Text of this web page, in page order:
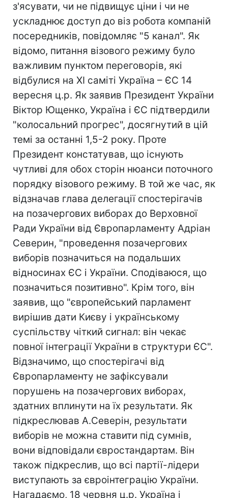
з'ясувати, чи не підвищує ціни і чи не
ускладнює доступ до віз робота компаній
посередників, повідомляє "5 канал". Як
відомо, питання візового режиму було
важливим пунктом переговорів, які
відбулися на ХІ саміті Україна – ЄС 14
вересня ц.р. Як заявив Президент України
Віктор Ющенко, Україна і ЄС підтвердили
"колосальний прогрес", досягнутий в цій
темі за останні 1,5-2 року. Проте
Президент констатував, що існують
чутливі для обох сторін нюанси поточного
порядку візового режиму. В той же час, як
відзначав глава делегації спостерігачів
на позачергових виборах до Верховної
Ради України від Європарламенту Адріан
Северин, "проведення позачергових
виборів позначиться на подальших
відносинах ЄС і України. Сподіваюся, що
позначиться позитивно". Крім того, він
заявив, що "європейський парламент
вирішив дати Києву і українському
суспільству чіткий сигнал: він чекає
повної інтеграції України в структури ЄС".
Відзначимо, що спостерігачі від
Європарламенту не зафіксували
порушень на позачергових виборах,
здатних вплинути на їх результати. Як
підкреслював А.Северін, результати
виборів не можна ставити під сумнів,
вони відповідали євростандартам. Він
також підкреслив, що всі партії-лідери
виступають за євроінтеграцію України.
Нагадаємо, 18 червня ц.р. Україна і